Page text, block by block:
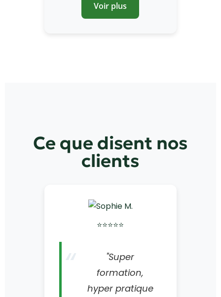
Voir plus
Ce que disent nos
clients
⭐⭐⭐⭐⭐
"Super
formation,
hyper pratique